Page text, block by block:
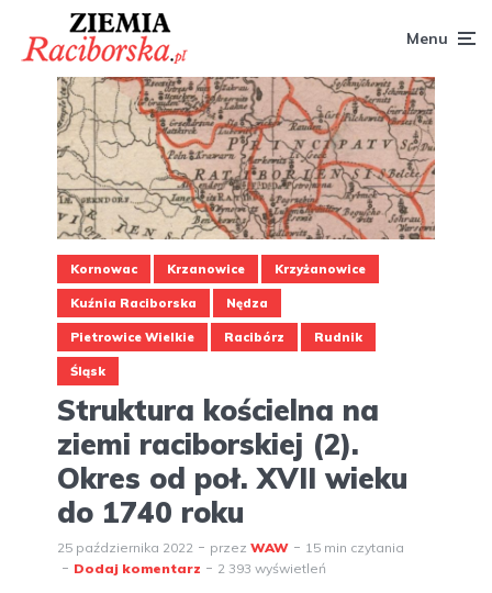
Menu
Kornowac Krzanowice Krzyżanowice
Kuźnia Raciborska Nędza
Pietrowice Wielkie Racibórz Rudnik
Śląsk
Struktura kościelna na
ziemi raciborskiej (2).
Okres od poł. XVII wieku
do 1740 roku
25 października 2022 przez WAW
15 min czytania
Dodaj komentarz
2 393 wyświetleń